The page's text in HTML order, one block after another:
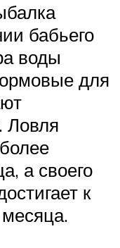
бабьего
воды
для
Ловля
а своего
к